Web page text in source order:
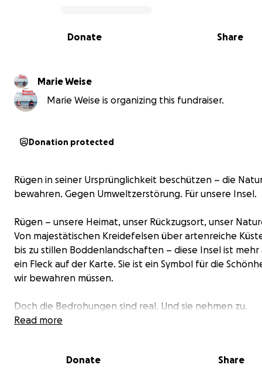
0% complete
Share
Donate
Marie Weise
Marie Weise is organizing this fundraiser.
Donation protected
Rügen in seiner Ursprünglichkeit beschützen – die
bewahren. Gegen Umweltzerstörung. Für unsere Insel.
Rügen – unsere Heimat, unser Rückzugsort, unser
Von majestätischen Kreidefelsen über artenreiche
bis zu stillen Boddenlandschaften – diese Insel ist mehr
ein Fleck auf der Karte. Sie ist ein Symbol für die
wir bewahren müssen.
Doch die Bedrohungen sind real. Und sie nehmen zu.
Die Stimme der Natur wird leiser – aber unsere wird laut.
Read more
Donate Share